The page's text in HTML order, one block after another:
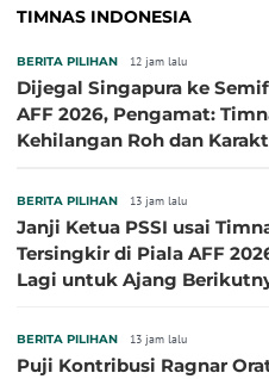
TIMNAS INDONESIA
BERITA PILIHAN 12 jam lalu
Dijegal Singapura ke
AFF 2026, Pengamat:
Kehilangan Roh dan
BERITA PILIHAN 13 jam lalu
Janji Ketua PSSI usai
Tersingkir di Piala AFF
Lagi untuk Ajang
BERITA PILIHAN 13 jam lalu
Puji Kontribusi Ragnar